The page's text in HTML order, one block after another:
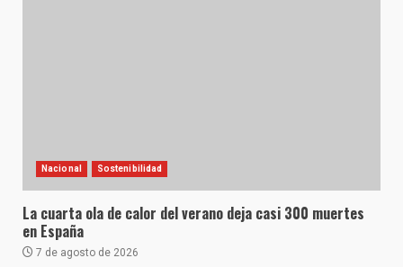
Nacional Sostenibilidad
La cuarta ola de calor del verano deja casi 300 muertes
en España
7 de agosto de 2026